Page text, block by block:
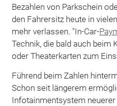
Bezahlen von Parkschein
den Fahrersitz heute in
mehr verlassen. "In-Car-
Technik, die bald auch beim
oder Theaterkarten zum
Führend beim Zahlen
Schon seit längerem
Infotainmentsystem